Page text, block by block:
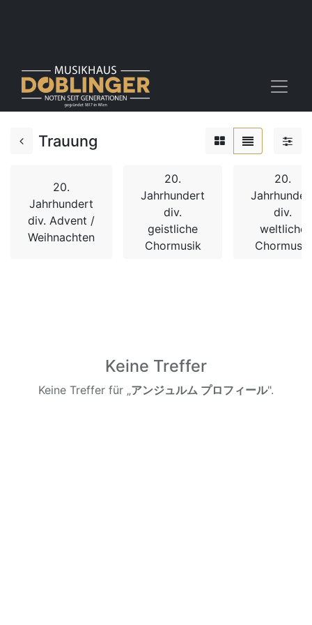
Trauung
20.
Jahrhundert
div. Advent /
Weihnachten
20.
Jahrhundert
div.
geistliche
Chormusik
20.
div.
weltliche
Chormusik
Keine Treffer
Keine Treffer für „アンジュルム プロフィール".